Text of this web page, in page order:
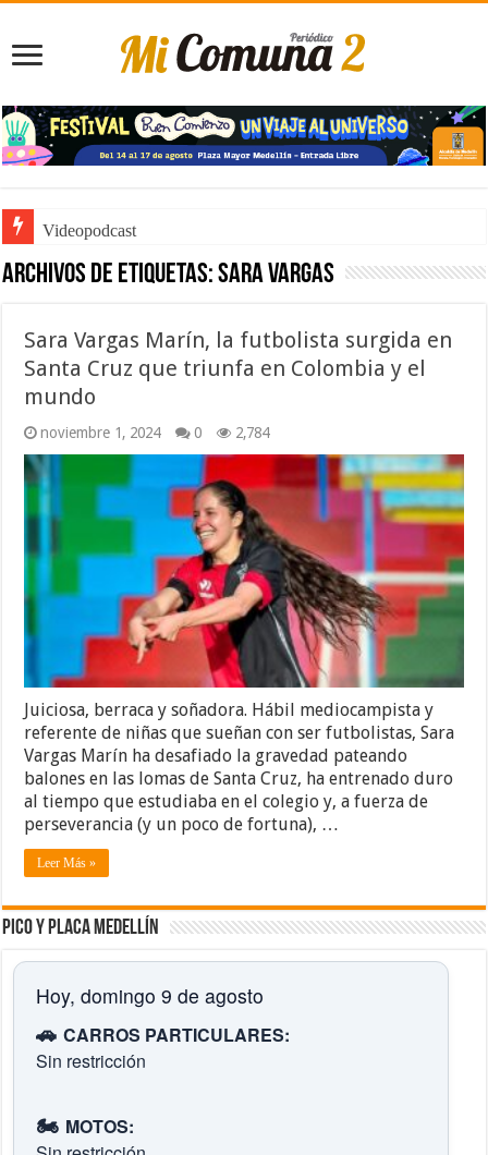
Videopodcast
Archivos de etiquetas:Sara Vargas
Sara Vargas Marín, la futbolista surgida en
Santa Cruz que triunfa en Colombia y el
mundo
noviembre 1, 2024 0 2,784
Juiciosa, berraca y soñadora. Hábil mediocampista y
referente de niñas que sueñan con ser futbolistas, Sara
Vargas Marín ha desafiado la gravedad pateando
balones en las lomas de Santa Cruz, ha entrenado duro
al tiempo que estudiaba en el colegio y, a fuerza de
perseverancia (y un poco de fortuna), …
Leer Más »
Pico y placa Medellín
Hoy, domingo 9 de agosto
🚗 CARROS PARTICULARES:
Sin restricción
🏍️ MOTOS: